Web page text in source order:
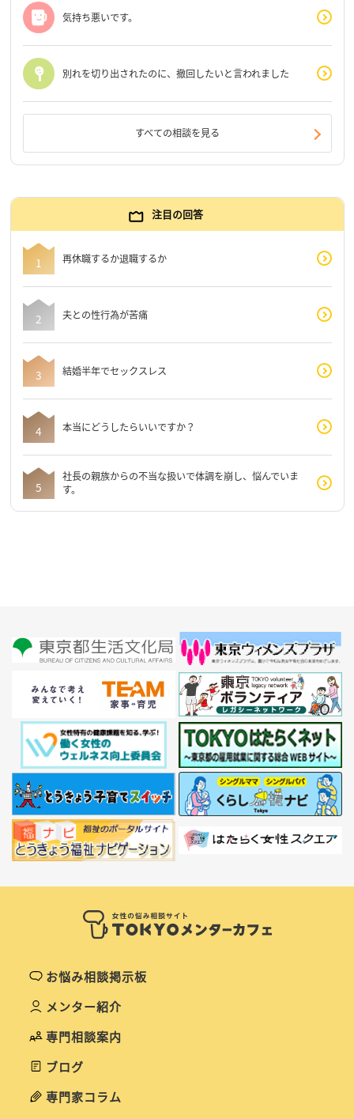
気持ち悪いです。
別れを切り出されたのに、撤回したいと言われました
すべての相談を見る
注目の回答
再休職するか退職するか
夫との性行為が苦痛
結婚半年でセックスレス
本当にどうしたらいいですか？
社長の親族からの不当な扱いで体調を崩し、悩んでいま
す。
お悩み相談掲示板
メンター紹介
専門相談案内
ブログ
専門家コラム